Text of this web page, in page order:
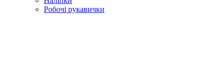
Робочі рукавички